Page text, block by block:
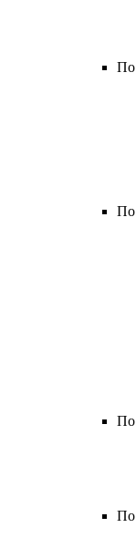
По
По
По
По